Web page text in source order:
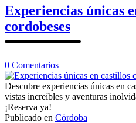
castillos
cordobeses
Experiencias únicas
cordobeses
0 Comentariosen
Experiencias
únicas
en
cordobeses
Descubre experiencias únicas en
vistas increíbles y aventuras
¡Reserva ya!
Publicado en Córdoba